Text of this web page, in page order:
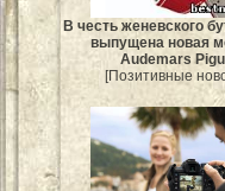
В честь женевского
выпущена новая
Audemars
[Позитивные